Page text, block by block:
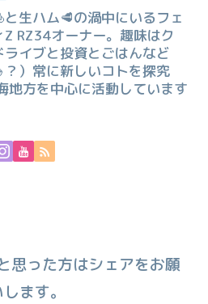
と生ハム🥩の渦中にいるフェ
Z RZ34オーナー。趣味はク
ライブと投資とごはんなど
？）常に新しいコトを探究
地方を中心に活動しています
思った方はシェアをお願
ます。